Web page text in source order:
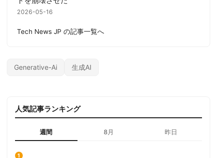
2026-05-16
Tech News JP の記事一覧へ
Generative-Ai 生成AI
人気記事ランキング
週間 8月 昨日